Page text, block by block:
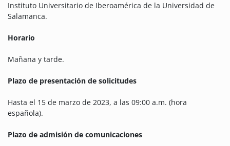
Instituto Universitario de Iberoamérica de la Universidad de
Salamanca.
Horario
Mañana y tarde.
Plazo de presentación de solicitudes
Hasta el 15 de marzo de 2023, a las 09:00 a.m. (hora
española).
Plazo de admisión de comunicaciones